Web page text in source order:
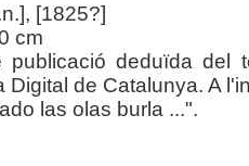
[1825?]
cm
publicació deduïda del
Digital de Catalunya. A
las olas burla ...".